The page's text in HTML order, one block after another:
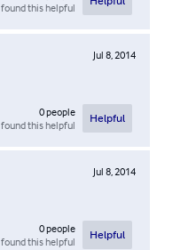
found this helpful
Jul 8, 2014
0people
found this helpful
Helpful
Jul 8, 2014
0people
found this helpful
Helpful